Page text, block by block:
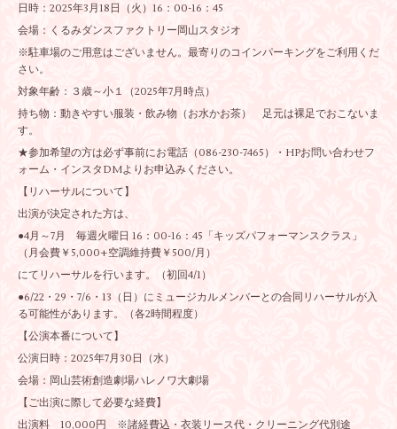
日時：2025年3月18日（火）16：00-16：45
会場：くるみダンスファクトリー岡山スタジオ
※駐車場のご用意はございません。最寄りのコインパーキングをご利用くだ
さい。
対象年齢：３歳～小１（2025年7月時点）
持ち物：動きやすい服装・飲み物（お水かお茶） 足元は裸足でおこないま
す。
★参加希望の方は必ず事前にお電話（086-230-7465）・HPお問い合わせフ
ォーム・インスタDMよりお申込みください。
【リハーサルについて】
出演が決定された方は、
●4月～7月 毎週火曜日 16：00-16：45「キッズパフォーマンスクラス」
（月会費￥5,000+空調維持費￥500/月）
にてリハーサルを行います。（初回4/1）
●6/22・29・7/6・13（日）にミュージカルメンバーとの合同リハーサルが入
る可能性があります。（各2時間程度）
【公演本番について】
公演日時：2025年7月30日（水）
会場：岡山芸術創造劇場ハレノワ大劇場
【ご出演に際して必要な経費】
出演料 10,000円 ※諸経費込・衣装リース代・クリーニング代別途